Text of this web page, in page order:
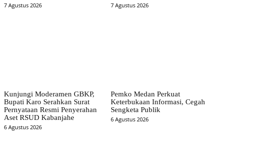
7 Agustus 2026 7 Agustus 2026
Kunjungi Moderamen GBKP,
Bupati Karo Serahkan Surat
Pernyataan Resmi Penyerahan
Aset RSUD Kabanjahe
6 Agustus 2026
Pemko Medan Perkuat
Keterbukaan Informasi, Cegah
Sengketa Publik
6 Agustus 2026